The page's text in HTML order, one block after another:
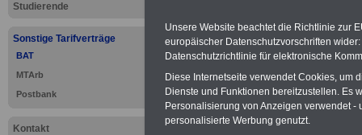
Studierende
Sonstige Tarifverträge
BAT
MTArb
Postbank
Kontakt
ZurÜbersicht
.
Unsere Website beachtet die Richtlinie zur
europäischer Datenschutzvorschriften
Datenschutzrichtlinie für elektronische
Diese Internetseite verwendet Cookies, um
Dienste und Funktionen bereitzustellen. Es
Personalisierung von Anzeigen verwendet
personalisierte Werbung genutzt.